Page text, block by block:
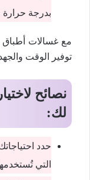
بدرجة حرارة
مع غسالات
توفير الوقت
نصائح
لك:
حدد
التي